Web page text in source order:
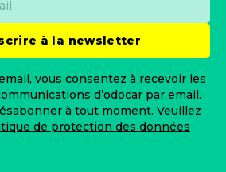
à la newsletter
vous consentez à recevoir les
d’odocar par email.
à tout moment. Veuillez
de protection des données